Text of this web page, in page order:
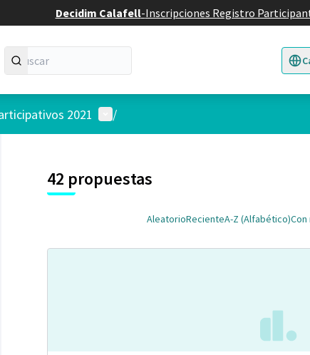
Decidim Calafell-Inscripciones Registro
2021 Menú de usuario
/
42 propuestas
AleatorioRecienteA-Z (Alfabético)